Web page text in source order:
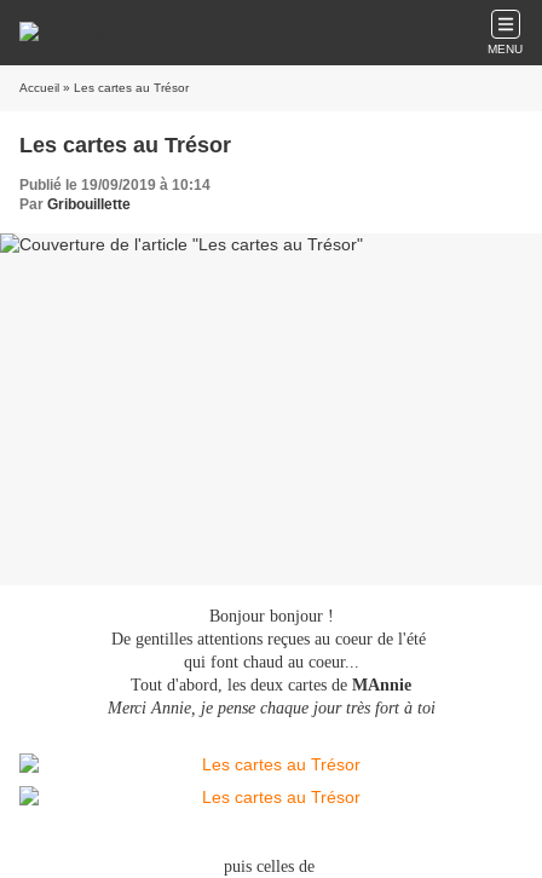
MENU
Accueil » Les cartes au Trésor
Les cartes au Trésor
Publié le 19/09/2019 à 10:14
Par Gribouillette
Bonjour bonjour !
De gentilles attentions reçues au coeur de l'été
qui font chaud au coeur...
Tout d'abord, les deux cartes de MAnnie
Merci Annie, je pense chaque jour très fort à toi
puis celles de